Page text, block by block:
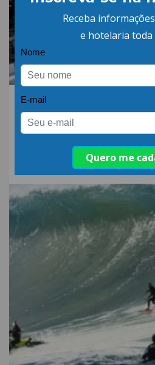
06.AGO.26 | POR: ABIH-SC
Qual a
detergente
neutro?